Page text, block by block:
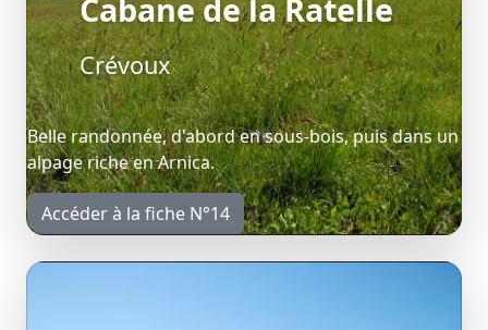
Cabane de la Ratelle
Crévoux
Belle randonnée, d'abord en sous-bois, puis dans un
alpage riche en Arnica.
Accéder à la fiche N°14